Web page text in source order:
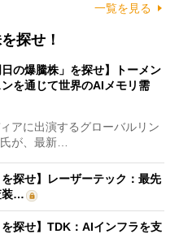
一覧を見る
探せ！
日の爆騰株」を探せ】トーメン
を通じて世界のAIメモリ需
アに出演するグローバルリン
が、最新…
探せ】レーザーテック：最先
装…
探せ】TDK：AIインフラを支